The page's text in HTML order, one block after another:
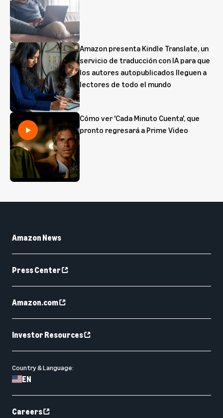
Amazon presenta Kindle Translate, un
servicio de traducción con IA para que
los autores autopublicados lleguen a
lectores de todo el mundo
Cómo ver 'Cada Minuto Cuenta', que
pronto regresará a Prime Video
Amazon News
Press Center
Amazon.com
Investor Resources
Country & Language:
EN
Careers